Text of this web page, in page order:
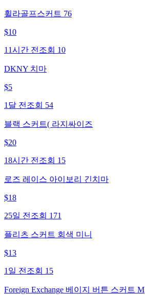
휠라골프스커트 76
$10
11시간 전 조회 10
DKNY 치마
$5
1달 전 조회 54
블랙 스커트( 라지싸이즈
$20
18시간 전 조회 15
로즈 레이스 아이보리 긴치마
$18
25일 전 조회 171
플리츠 스커트 회색 미니
$13
1일 전 조회 15
Foreign Exchange 베이지 버튼 스커트 M